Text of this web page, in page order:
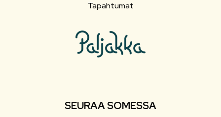
Tapahtumat
SEURAA SOMESSA